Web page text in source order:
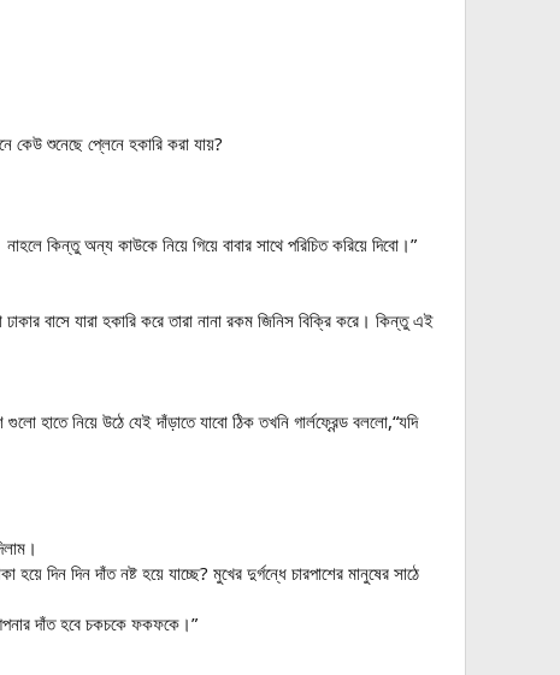
কেউ শুনেছে প্লেনে হকারি করা যায়?
কিন্তু অন্য কাউকে নিয়ে গিয়ে বাবার সাথে পরিচিত করিয়ে দিবো।”
বাসে যারা হকারি করে তারা নানা রকম জিনিস বিক্রি করে। কিন্তু এই
হাতে নিয়ে উঠে যেই দাঁড়াতে যাবো ঠিক তখনি গার্লফ্রেন্ড বললো,“যদি
দিন দিন দাঁত নষ্ট হয়ে যাচ্ছে? মুখের দুর্গন্ধে চারপাশের মানুষের সাঠে
দাঁত হবে চকচকে ফকফকে।”